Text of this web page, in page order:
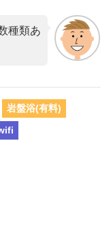
種類あ
岩盤浴(有料)